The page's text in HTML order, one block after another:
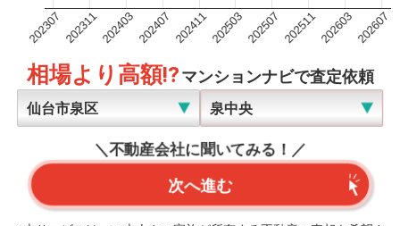
202307202311202403202407202411202503202507202511202603202607
相場より高額!?マンションナビで査定依頼
＼不動産会社に聞いてみる！／
次へ進む